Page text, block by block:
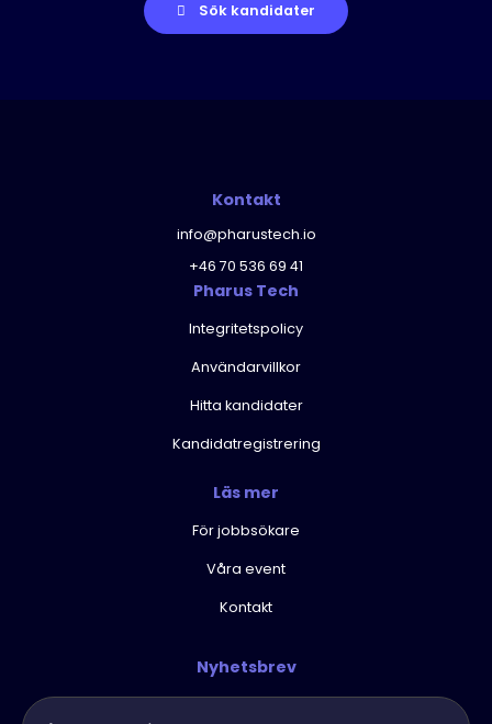
Sök kandidater
Kontakt
info@pharustech.io
+46 70 536 69 41
Pharus Tech
Integritetspolicy
Användarvillkor
Hitta kandidater
Kandidatregistrering
Läs mer
För jobbsökare
Våra event
Kontakt
Nyhetsbrev